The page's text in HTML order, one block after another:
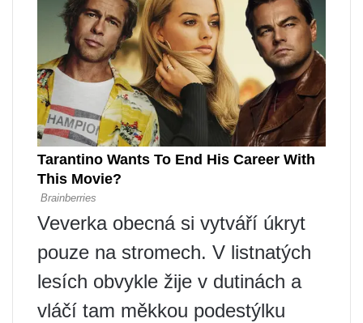
Veverka obecná si vytváří úkryt
pouze na stromech. V listnatých
lesích obvykle žije v dutinách a
vláčí tam měkkou podestýlku